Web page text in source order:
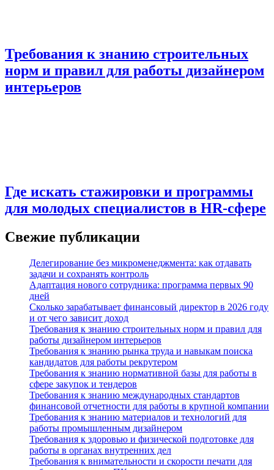
Требования к знанию строительных
норм и правил для работы дизайнером
интерьеров
Где искать стажировки и программы
для молодых специалистов в HR-сфере
Свежие публикации
Делегирование без микроменеджмента: как отдавать
задачи и сохранять контроль
Адаптация нового сотрудника: программа первых 90
дней
Сколько зарабатывает финансовый директор в 2026 году
и от чего зависит доход
Требования к знанию строительных норм и правил для
работы дизайнером интерьеров
Требования к знанию рынка труда и навыкам поиска
кандидатов для работы рекрутером
Требования к знанию нормативной базы для работы в
сфере закупок и тендеров
Требования к знанию международных стандартов
финансовой отчетности для работы в крупной компании
Требования к знанию материалов и технологий для
работы промышленным дизайнером
Требования к здоровью и физической подготовке для
работы в органах внутренних дел
Требования к внимательности и скорости печати для